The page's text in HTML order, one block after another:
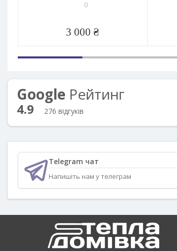
0
3 000 ₴
Google Рейтинг
4.9 276 відгуків
Telegram чат
Напишіть нам у телеграм